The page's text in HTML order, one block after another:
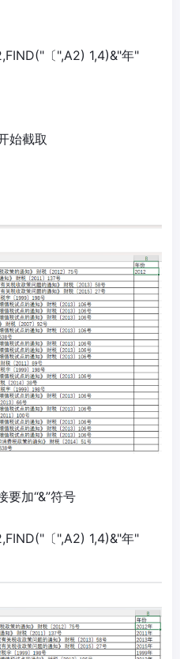
〔",A2) 1,4)&"年"
始截取
要加“&”符号
〔",A2) 1,4)&"年"